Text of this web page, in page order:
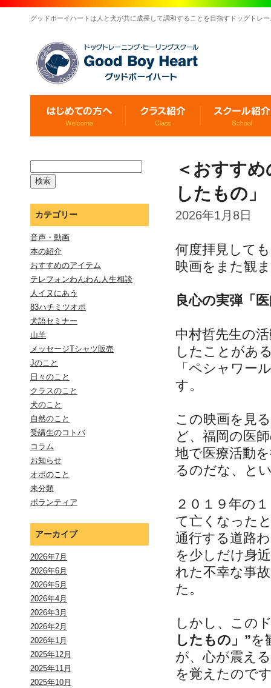
グッドボーイハートは人と犬が共に成長して調和することを目指すドッグトレ
カテゴリー
音声・動画
本の紹介
おすすめのアイテム
テレフォンわんわん人生相談
人イヌにあう
83ハチミツオポ
犬語セミナー
山羊
メッセージTシャツ販売
Jのこと
日々のこと
クラスのこと
犬のこと
自然のこと
受講生のコトバ
コラム
お知らせ
オポのこと
未分類
ボランティア
アーカイブ
2026年7月
2026年6月
2026年5月
2026年4月
2026年3月
2026年2月
2026年1月
2025年12月
2025年11月
2025年10月
＜おすす
したもの」
2026年1月8日
何度拝見して
映画をまた観
良心の実弾「
中村哲先生の
したことがあ
「ペシャワー
す。
この映画を見
ど、福岡の医
地で医療活動
るのだな、と
２０１９年の
て亡くなった
通行する道路
を少しだけ身
れた不幸な事
た。
しかし、この
したもの」”を
が、心が震え
を覚えたので